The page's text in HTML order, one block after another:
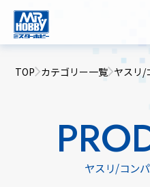
TOP カテゴリー一覧 ヤスリ/
ヤスリ/コン